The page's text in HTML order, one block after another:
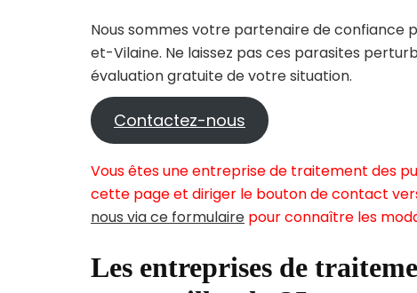
Nous sommes votre partenaire de confiance
et-Vilaine. Ne laissez pas ces parasites
évaluation gratuite de votre situation.
Contactez-nous
Vous êtes une entreprise de traitement des
cette page et diriger le bouton de contact
nous via ce formulaire pour connaître les
Les entreprises de